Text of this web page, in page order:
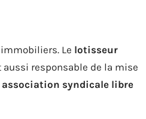
Le lotisseur
responsable de la mise
association syndicale libre